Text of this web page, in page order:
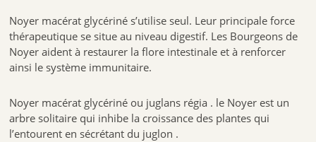
Noyer macérat glycériné s’utilise seul. Leur principale force
thérapeutique se situe au niveau digestif. Les Bourgeons de
Noyer aident à restaurer la flore intestinale et à renforcer
ainsi le système immunitaire.
Noyer macérat glycériné ou juglans régia . le Noyer est un
arbre solitaire qui inhibe la croissance des plantes qui
l’entourent en sécrétant du juglon .